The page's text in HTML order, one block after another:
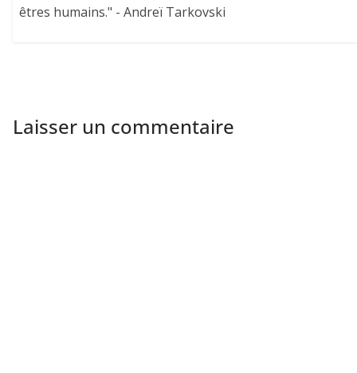
êtres humains." - Andreï Tarkovski
Laisser un commentaire